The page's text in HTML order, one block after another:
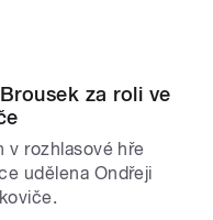
za roli ve
v rozhlasové hře
udělena Ondřeji